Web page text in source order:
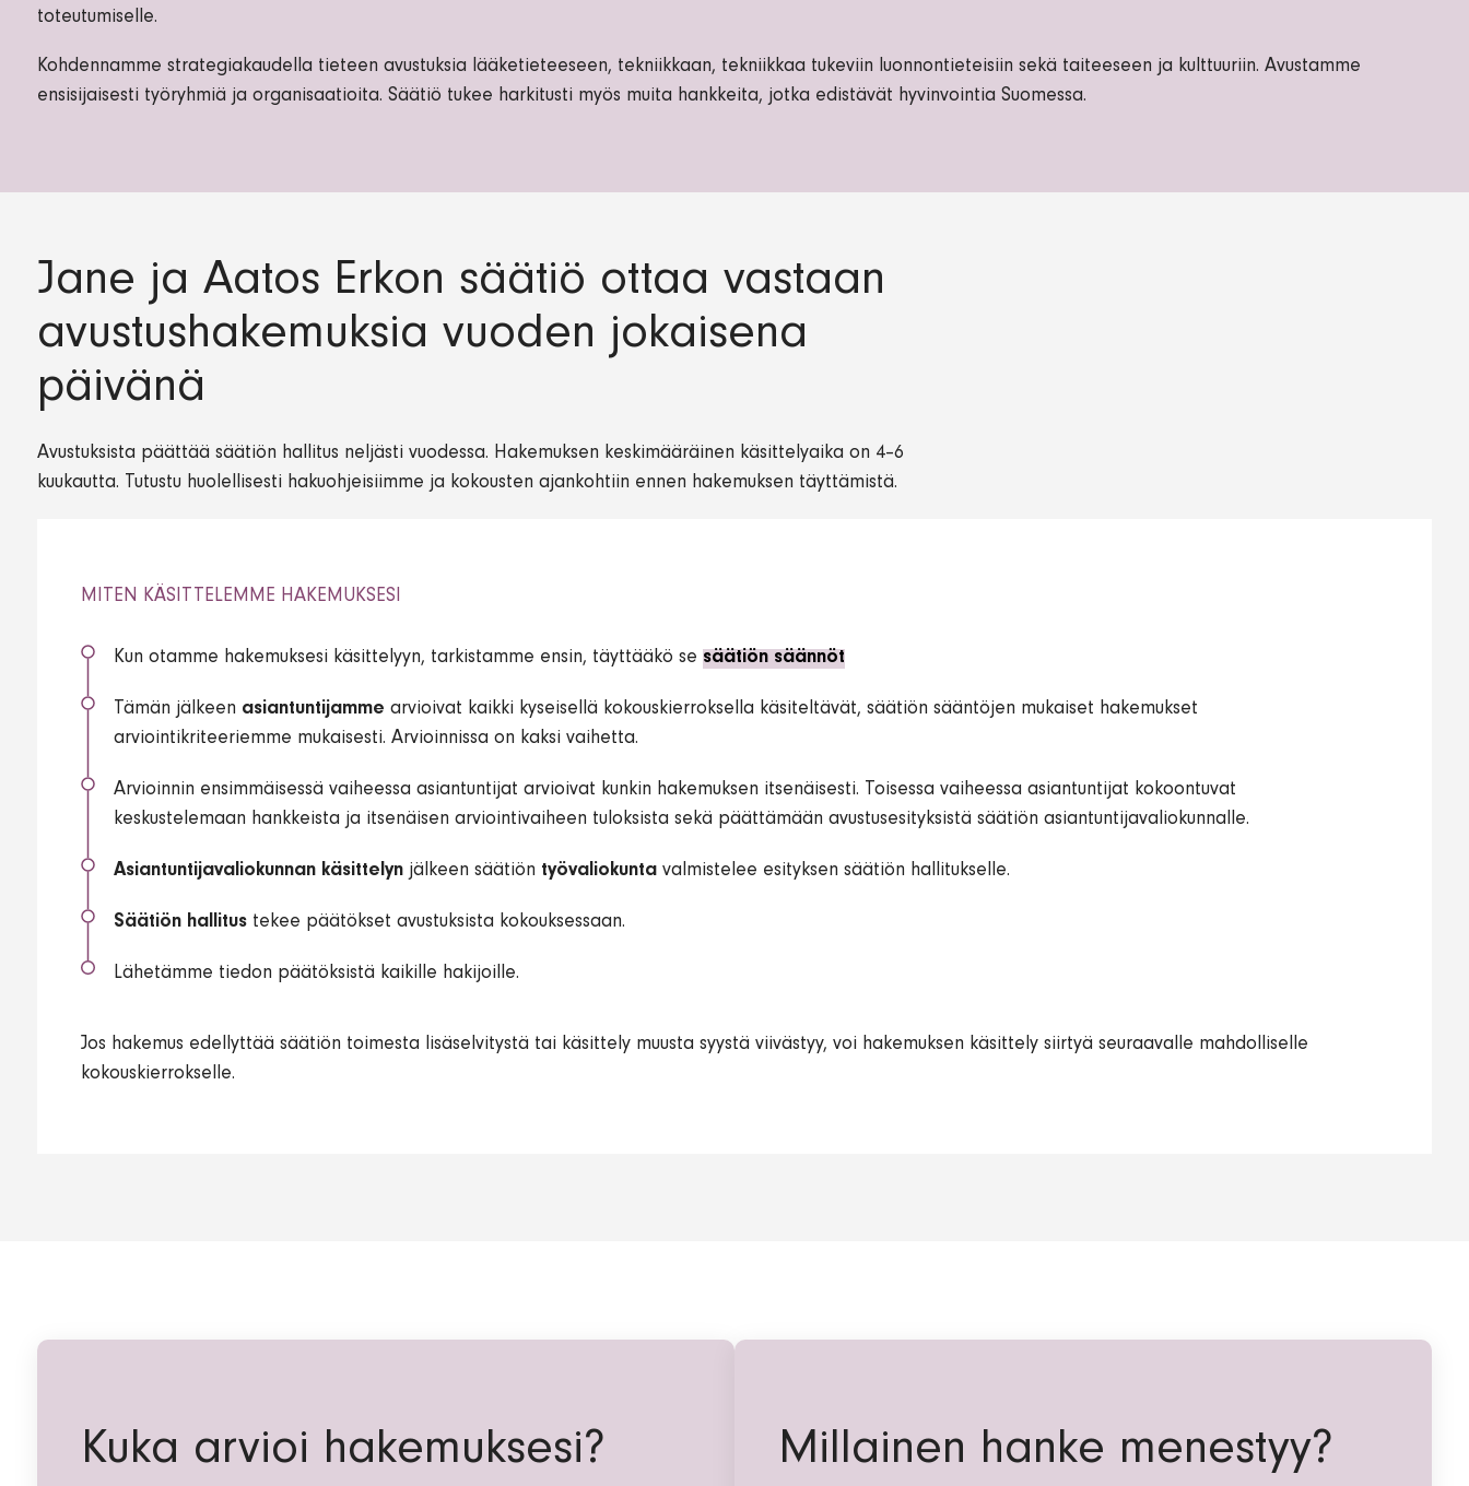
toteutumiselle.
Kohdennamme strategiakaudella tieteen avustuksia lääketieteeseen, tekniikkaan, tekniikkaa tukeviin luonnontieteisiin sekä taiteeseen ja kulttuuriin. Avustamme
ensisijaisesti työryhmiä ja organisaatioita. Säätiö tukee harkitusti myös muita hankkeita, jotka edistävät hyvinvointia Suomessa.
Jane ja Aatos Erkon säätiö ottaa vastaan
avustushakemuksia vuoden jokaisena
päivänä
Avustuksista päättää säätiön hallitus neljästi vuodessa. Hakemuksen keskimääräinen käsittelyaika on 4–6
kuukautta. Tutustu huolellisesti hakuohjeisiimme ja kokousten ajankohtiin ennen hakemuksen täyttämistä.
MITEN KÄSITTELEMME HAKEMUKSESI
Kun otamme hakemuksesi käsittelyyn, tarkistamme ensin, täyttääkö se säätiön säännöt
Tämän jälkeen asiantuntijamme arvioivat kaikki kyseisellä kokouskierroksella käsiteltävät, säätiön sääntöjen mukaiset hakemukset
arviointikriteeriemme mukaisesti. Arvioinnissa on kaksi vaihetta.
Arvioinnin ensimmäisessä vaiheessa asiantuntijat arvioivat kunkin hakemuksen itsenäisesti. Toisessa vaiheessa asiantuntijat kokoontuvat
keskustelemaan hankkeista ja itsenäisen arviointivaiheen tuloksista sekä päättämään avustusesityksistä säätiön asiantuntijavaliokunnalle.
Asiantuntijavaliokunnan käsittelynjälkeen säätiön työvaliokuntavalmistelee esityksen säätiön hallitukselle.
Säätiön hallitus tekee päätökset avustuksista kokouksessaan.
Lähetämme tiedon päätöksistä kaikille hakijoille.
Jos hakemus edellyttää säätiön toimesta lisäselvitystä tai käsittely muusta syystä viivästyy, voi hakemuksen käsittely siirtyä seuraavalle mahdolliselle
kokouskierrokselle.
Kuka arvioi hakemuksesi? Millainen hanke menestyy?